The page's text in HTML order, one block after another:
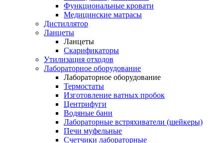
Функциональные кровати
Медицинские матрасы
Дистиллятор
Ланцеты
Ланцеты
Скарификаторы
Утилизация отходов
Лабораторное оборудование
Лабораторное оборудование
Термостаты
Изготовление ватных пробок
Центрифуги
Водяные бани
Лабораторные встряхиватели (шейкеры)
Печи муфельные
Счетчики лабораторные